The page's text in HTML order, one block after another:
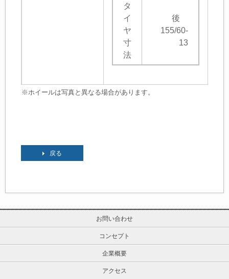
タ
イ
ヤ
寸
法
後
155/60-
13
※ホイールは写真と異なる場合があります。
戻る
お問い合わせ
コンセプト
企業概要
アクセス